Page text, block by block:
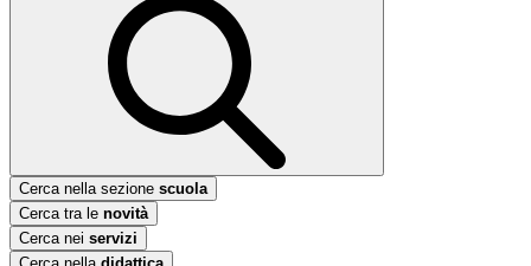
Cerca nella sezione scuola
Cerca tra le novità
Cerca nei servizi